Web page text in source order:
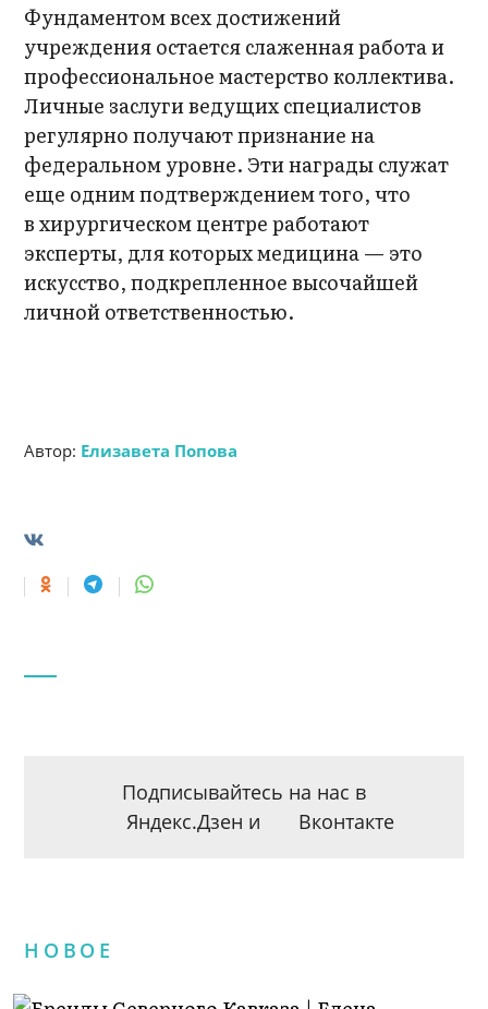
Фундаментом всех достижений
учреждения остается слаженная работа и
профессиональное мастерство коллектива.
Личные заслуги ведущих специалистов
регулярно получают признание на
федеральном уровне. Эти награды служат
еще одним подтверждением того, что
в хирургическом центре работают
эксперты, для которых медицина — это
искусство, подкрепленное высочайшей
личной ответственностью.
Автор: Елизавета Попова
Подписывайтесь на нас в
Яндекс.Дзен и Вконтакте
НОВОЕ